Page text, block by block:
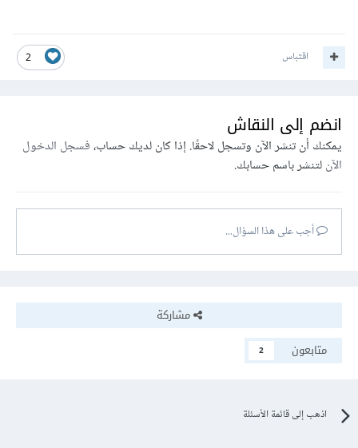
2 اقتباس
انضم إلى النقاش
يمكنك أن تنشر الآن وتسجل لاحقًا. إذا كان لديك حساب،فسجل الدخول
الآنلتنشر باسم حسابك.
أجب على هذا السؤال...
مشاركة
متابعون
2
اذهب إلى قائمة الأسئلة